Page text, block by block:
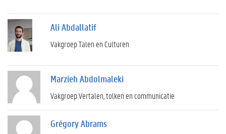
Ali Abdallatif
Vakgroep Talen en Culturen
Marzieh Abdolmaleki
Vakgroep Vertalen, tolken en communicatie
Grégory Abrams